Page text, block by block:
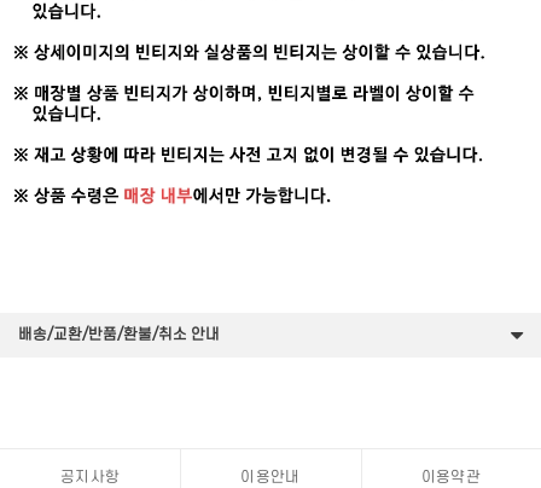
배송/교환/반품/환불/취소 안내
공지사항 이용안내 이용약관